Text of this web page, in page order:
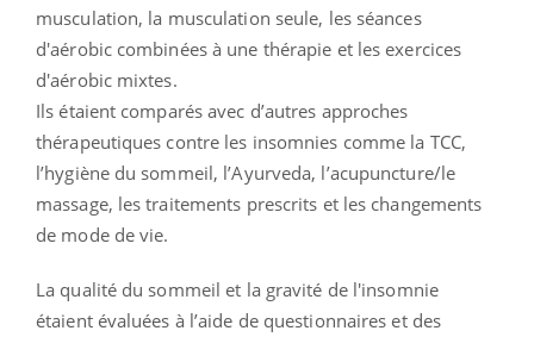
musculation, la musculation seule, les séances
d'aérobic combinées à une thérapie et les exercices
d'aérobic mixtes.
Ils étaient comparés avec d’autres approches
thérapeutiques contre les insomnies comme la TCC,
l’hygiène du sommeil, l’Ayurveda, l’acupuncture/le
massage, les traitements prescrits et les changements
de mode de vie.
La qualité du sommeil et la gravité de l'insomnie
étaient évaluées à l’aide de questionnaires et des